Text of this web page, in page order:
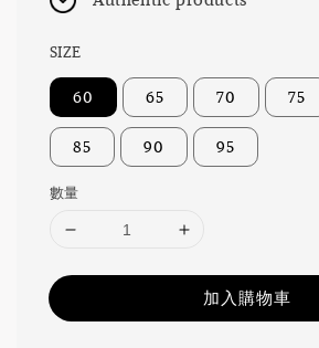
SIZE
60 65 70 75
85 90 95
數量
加入購物車